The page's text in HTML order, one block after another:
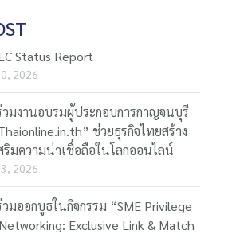
Status Report
2026
มงานอบรมผู้ประกอบการกาญจนบุรี
ช่วยธุรกิจไทยสร้าง
ริมความน่าเชื่อถือในโลกออนไลน์
2026
มออกบูธในกิจกรรม “SME Privilege
Exclusive Link & Match